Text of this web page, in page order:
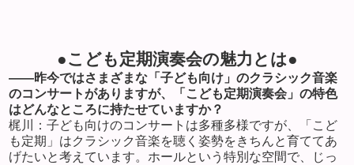
●こども定期演奏会の魅力とは●
――昨今ではさまざまな「子ども向け」のクラシック音楽
のコンサートがありますが、「こども定期演奏会」の特色
はどんなところに持たせていますか？
梶川：子ども向けのコンサートは多種多様ですが、「こど
も定期」はクラシック音楽を聴く姿勢をきちんと育ててあ
げたいと考えています。ホールという特別な空間で、じっ